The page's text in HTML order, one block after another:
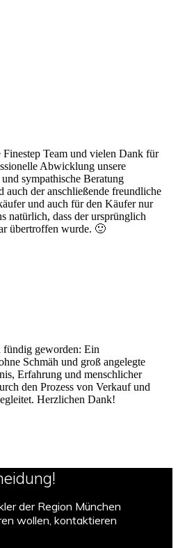
Finestep Team und vielen Dank für
Abwicklung unsere
sympathische Beratung
auch der anschließende freundliche
und auch für den Käufer nur
natürlich, dass der ursprünglich
übertroffen wurde. 🙂
fündig geworden: Ein
Schmäh und groß angelegte
Erfahrung und menschlicher
den Prozess von Verkauf und
Herzlichen Dank!
der Region München
wollen, kontaktieren